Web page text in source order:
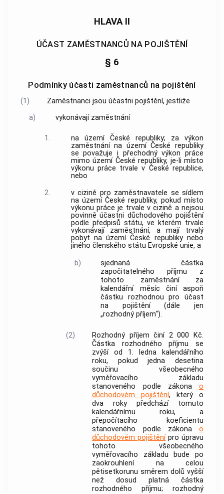
HLAVA II
ÚČAST ZAMĚSTNANCŮ NA POJIŠTĚNÍ
§ 6
Podmínky účasti zaměstnanců na pojištění
(1)
Zaměstnanci jsou účastni pojištění, jestliže
a)
vykonávají zaměstnání
1.
na území České republiky; za výkon
zaměstnánína území České republiky
se považuje i přechodný výkon práce
mimo území České republiky, je-li místo
výkonu práce trvale v České republice,
nebo
2.
v cizině pro zaměstnavatele se sídlem
na území České republiky, pokud místo
výkonu práce je trvale v cizině a nejsou
povinně účastni důchodového pojištění
podle předpisů státu, ve kterém trvale
vykonávají zaměstnání, a mají trvalý
pobyt na území České republiky nebo
jiného členského státu Evropské unie, a
b)
sjednaná částka
započitatelného příjmu z
tohoto zaměstnáníza
kalendářní měsíc činí aspoň
částku rozhodnou pro účast
na pojištění (dále jen
„rozhodný příjem“).
(2)
Rozhodný příjem činí 2 000 Kč.
Částka rozhodného příjmu se
zvýší od 1. ledna kalendářního
roku, pokud jedna desetina
součinu všeobecného
vyměřovacího základu
stanoveného podle zákona o
důchodovém pojištění, který o
dva roky předchází tomuto
kalendářnímu roku, a
přepočítacího koeficientu
stanoveného podle zákona o
důchodovém pojištěnípro úpravu
tohoto všeobecného
vyměřovacího základu bude po
zaokrouhlení na celou
pětisetkorunu směrem dolů vyšší
než dosud platná částka
rozhodného příjmu; rozhodný